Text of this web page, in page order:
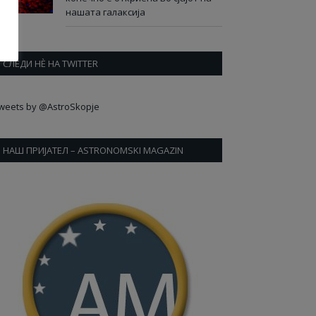
нашата галаксија
СЛЕДИ НÈ НА TWITTER
by @AstroSkopje
НАШ ПРИЈАТЕЛ – ASTRONOMSKI MAGAZIN